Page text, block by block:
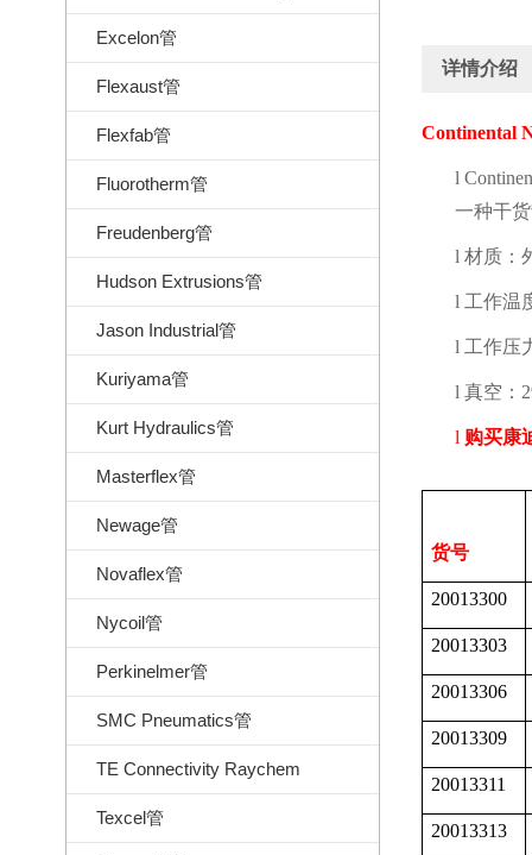
Excelon管
Flexaust管
Flexfab管
Fluorotherm管
Freudenberg管
Hudson Extrusions管
Jason Industrial管
Kuriyama管
Kurt Hydraulics管
Masterflex管
Newage管
Novaflex管
Nycoil管
Perkinelmer管
SMC Pneumatics管
TE Connectivity Raychem
Texcel管
详情介绍
Continental
l
一种干
l 材质：
l 工作温
l 工作压
l 真空：
l 购买康
货号
20013300
20013303
20013306
20013309
20013311
20013313